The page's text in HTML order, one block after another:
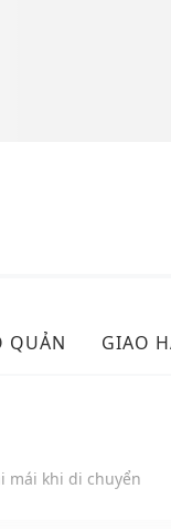
QUẢN GIAO
mái khi di chuyển